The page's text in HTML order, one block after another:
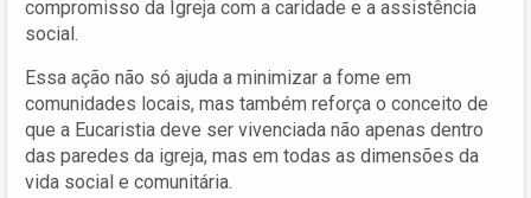
compromisso da Igreja com a caridade e a assistência
social.
Essa ação não só ajuda a minimizar a fome em
comunidades locais, mas também reforça o conceito de
que a Eucaristia deve ser vivenciada não apenas dentro
das paredes da igreja, mas em todas as dimensões da
vida social e comunitária.